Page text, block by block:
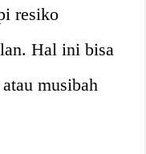
resiko
Hal ini bisa
musibah